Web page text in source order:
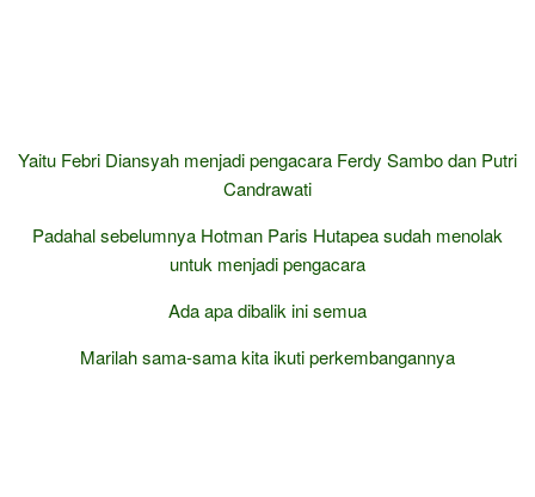
Yaitu Febri Diansyah menjadi pengacara Ferdy Sambo dan Putri
Candrawati
Padahal sebelumnya Hotman Paris Hutapea sudah menolak
untuk menjadi pengacara
Ada apa dibalik ini semua
Marilah sama-sama kita ikuti perkembangannya